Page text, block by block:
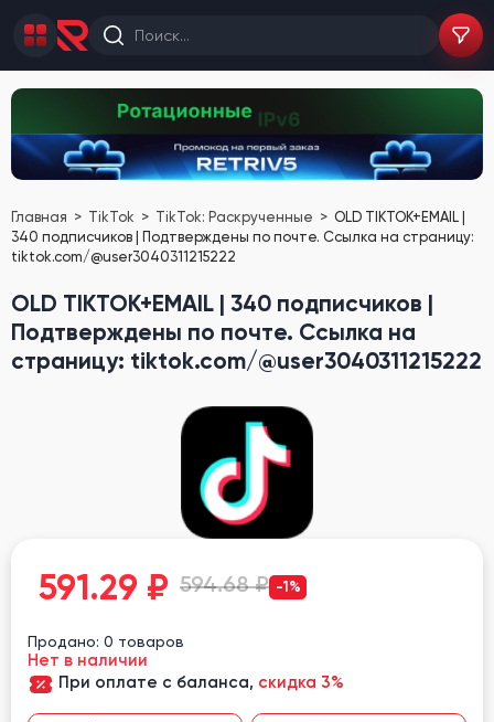
Главная TikTok TikTok: Раскрученные
OLD TIKTOK+EMAIL |
340 подписчиков | Подтверждены по почте. Ссылка на страницу:
tiktok.com/@user3040311215222
OLD TIKTOK+EMAIL | 340 подписчиков |
Подтверждены по почте. Ссылка на
страницу: tiktok.com/@user3040311215222
591.29 ₽ 594.68 ₽ -1%
Продано: 0 товаров
Нет в наличии
При оплате с баланса, скидка 3%